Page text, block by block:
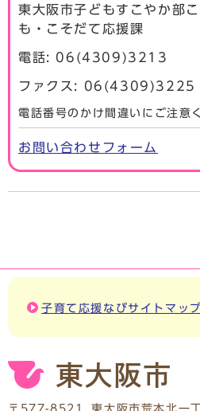
東大阪市子どもすこやか部
も・こそだて応援課
電話: 06(4309)3213
ファクス: 06(4309)3225
電話番号のかけ間違いにご注意
お問い合わせフォーム
子育て応援なびサイトマップ